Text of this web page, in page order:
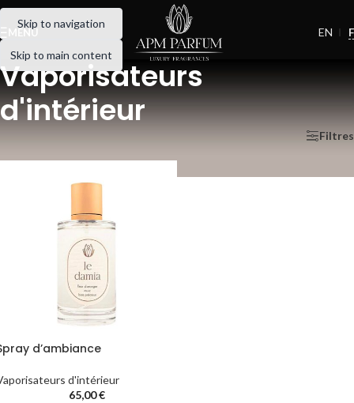
Skip to navigation
Skip to main content
MENU EN
Vaporisateurs
d'intérieur
Filtres
d’ambiance
d'intérieur
65,00€